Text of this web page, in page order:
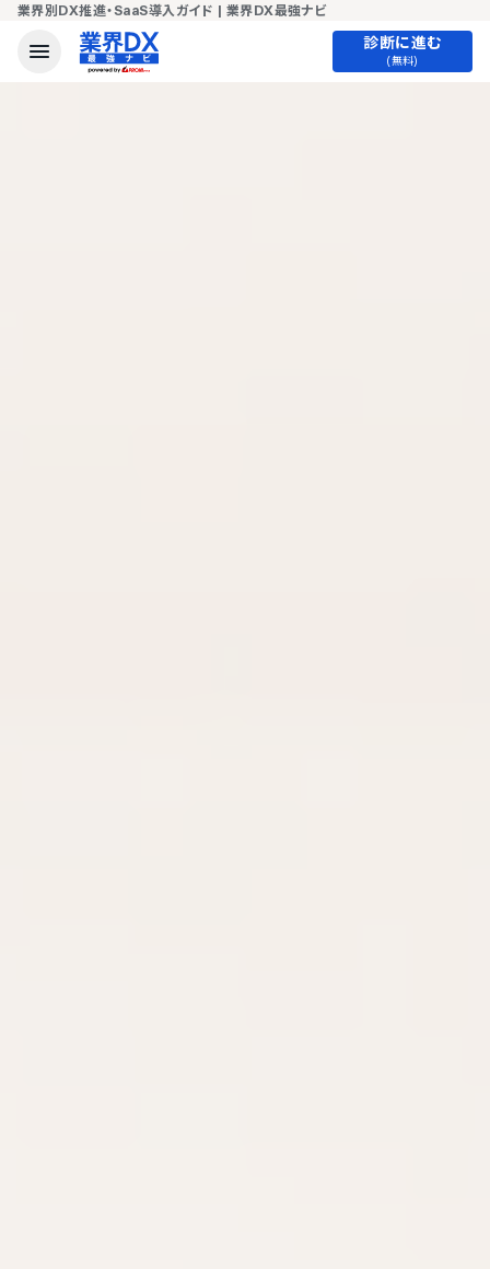
業界別DX推進・SaaS導入ガイド | 業界DX最強ナビ
診断に進む
(無料)